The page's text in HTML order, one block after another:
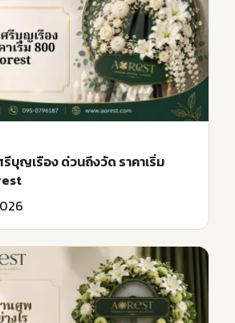
บุญเรือง ด่วนถึงวัด ราคาเริ่ม